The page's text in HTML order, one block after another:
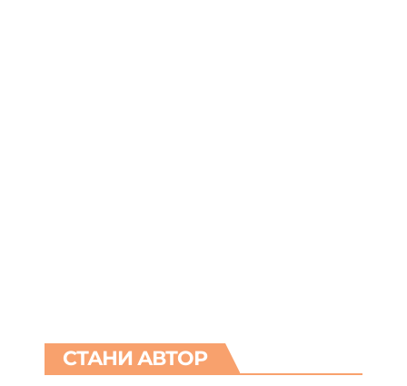
СТАНИ АВТОР